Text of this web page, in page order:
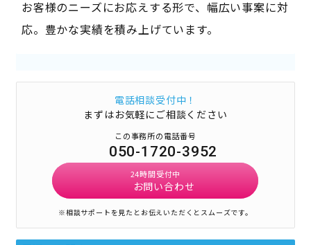
お客様のニーズにお応えする形で、幅広い事案に対
応。豊かな実績を積み上げています。
電話相談受付中！
まずはお気軽にご相談ください
この事務所の電話番号
050-1720-3952
24時間受付中
お問い合わせ
※相談サポートを見たとお伝えいただくとスムーズです。